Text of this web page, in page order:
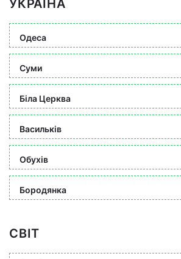
УКРАЇНА
Одеса
Суми
Біла Церква
Васильків
Обухів
Бородянка
СВІТ